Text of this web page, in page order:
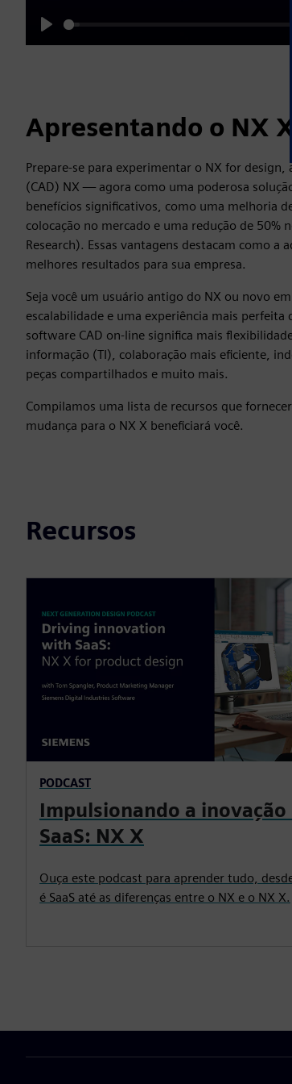
Play
Apresentando o NX
Prepare-se para experimentar o NX for
(CAD) NX — agora como uma poderosa
benefícios significativos, como uma melhoria
colocação no mercado e uma redução de
Research). Essas vantagens destacam como
melhores resultados para sua empresa.
Seja você um usuário antigo do NX ou novo
escalabilidade e uma experiência mais
software CAD on-line significa mais
informação (TI), colaboração mais eficiente,
peças compartilhados e muito mais.
Compilamos uma lista de recursos que
mudança para o NX X beneficiará você.
Recursos
PODCAST
Impulsionando a inovação
SaaS: NX X
Ouça este podcast para aprender tudo,
é SaaS até as diferenças entre o NX e o NX X.